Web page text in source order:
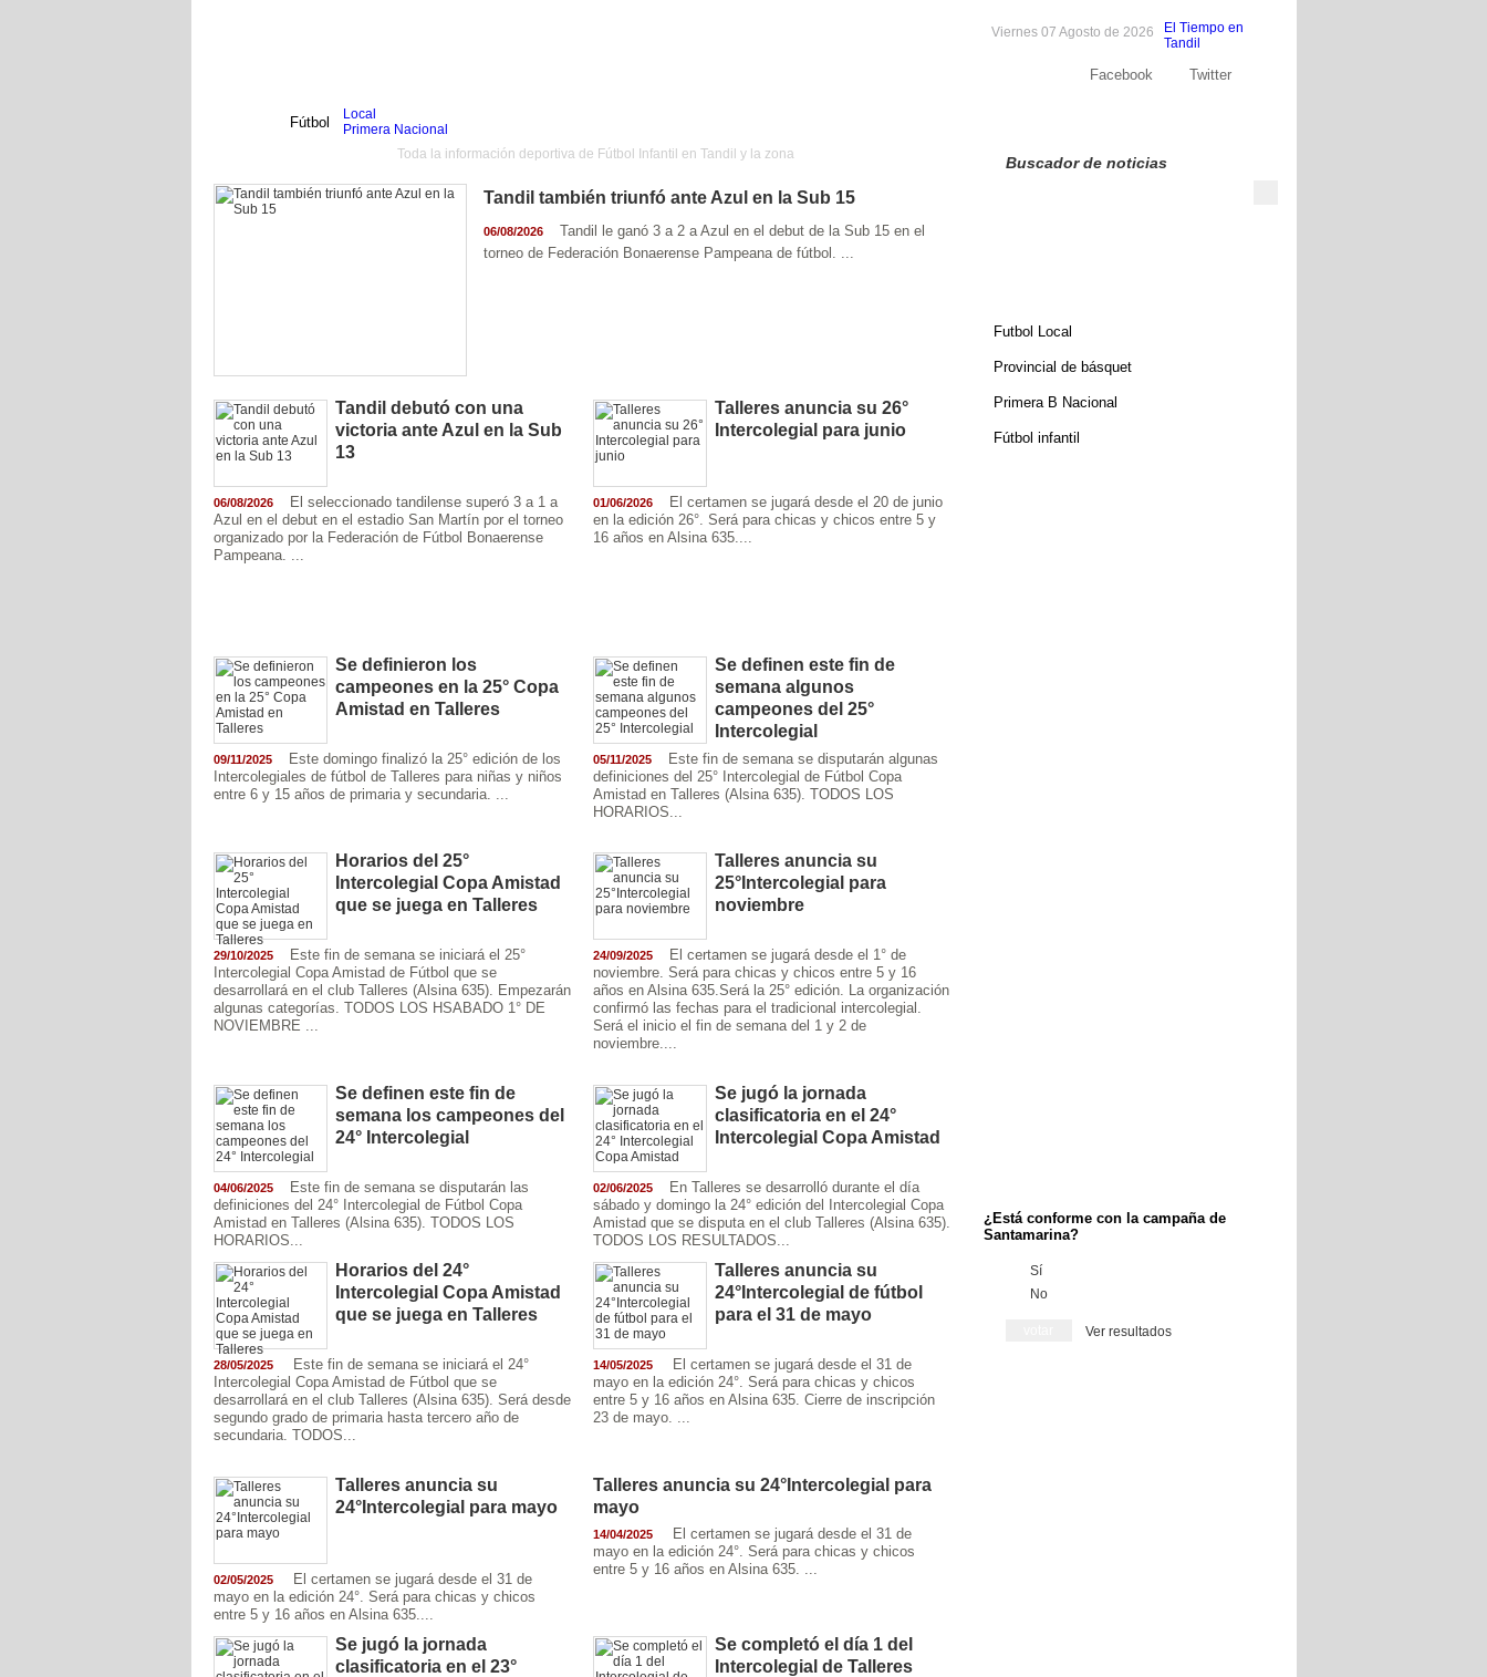
El Tiempo en
Tandil
Viernes 07 Agosto de 2026
Facebook Twitter
Fútbol
Local
Primera Nacional
Femenino
Agrario
Automovilismo
Ajedrez
Atletismo
Aventura
Voley
Videos
Toda la información deportiva de Fútbol Infantil en Tandil y la zona
Tandil también triunfó ante Azul en la Sub 15
06/08/2026
Tandil le ganó 3 a 2 a Azul en el debut de la Sub 15 en el
torneo de Federación Bonaerense Pampeana de fútbol. ...
Tandil debutó con una
victoria ante Azul en la Sub
13
06/08/2026
El seleccionado tandilense superó 3 a 1 a
Azul en el debut en el estadio San Martín por el torneo
organizado por la Federación de Fútbol Bonaerense
Pampeana. ...
Talleres anuncia su 26°
Intercolegial para junio
01/06/2026
El certamen se jugará desde el 20 de junio
en la edición 26°. Será para chicas y chicos entre 5 y
16 años en Alsina 635....
Se definieron los
campeones en la 25° Copa
Amistad en Talleres
09/11/2025
Este domingo finalizó la 25° edición de los
Intercolegiales de fútbol de Talleres para niñas y niños
entre 6 y 15 años de primaria y secundaria. ...
Se definen este fin de
semana algunos
campeones del 25°
Intercolegial
05/11/2025
Este fin de semana se disputarán algunas
definiciones del 25° Intercolegial de Fútbol Copa
Amistad en Talleres (Alsina 635). TODOS LOS
HORARIOS...
Horarios del 25°
Intercolegial Copa Amistad
que se juega en Talleres
29/10/2025
Este fin de semana se iniciará el 25°
Intercolegial Copa Amistad de Fútbol que se
desarrollará en el club Talleres (Alsina 635). Empezarán
algunas categorías. TODOS LOS HSABADO 1° DE
NOVIEMBRE ...
Talleres anuncia su
25°Intercolegial para
noviembre
24/09/2025
El certamen se jugará desde el 1° de
noviembre. Será para chicas y chicos entre 5 y 16
años en Alsina 635.Será la 25° edición. La organización
confirmó las fechas para el tradicional intercolegial.
Será el inicio el fin de semana del 1 y 2 de
noviembre....
Se definen este fin de
semana los campeones del
24° Intercolegial
04/06/2025
Este fin de semana se disputarán las
definiciones del 24° Intercolegial de Fútbol Copa
Amistad en Talleres (Alsina 635). TODOS LOS
HORARIOS...
Se jugó la jornada
clasificatoria en el 24°
Intercolegial Copa Amistad
02/06/2025
En Talleres se desarrolló durante el día
sábado y domingo la 24° edición del Intercolegial Copa
Amistad que se disputa en el club Talleres (Alsina 635).
TODOS LOS RESULTADOS...
Horarios del 24°
Intercolegial Copa Amistad
que se juega en Talleres
28/05/2025
Este fin de semana se iniciará el 24°
Intercolegial Copa Amistad de Fútbol que se
desarrollará en el club Talleres (Alsina 635). Será desde
segundo grado de primaria hasta tercero año de
secundaria. TODOS...
Talleres anuncia su
24°Intercolegial de fútbol
para el 31 de mayo
14/05/2025
El certamen se jugará desde el 31 de
mayo en la edición 24°. Será para chicas y chicos
entre 5 y 16 años en Alsina 635. Cierre de inscripción
23 de mayo. ...
Talleres anuncia su
24°Intercolegial para mayo
02/05/2025
El certamen se jugará desde el 31 de
mayo en la edición 24°. Será para chicas y chicos
entre 5 y 16 años en Alsina 635....
Talleres anuncia su 24°Intercolegial para
mayo
14/04/2025
El certamen se jugará desde el 31 de
mayo en la edición 24°. Será para chicas y chicos
entre 5 y 16 años en Alsina 635. ...
Se jugó la jornada
clasificatoria en el 23°
Se completó el día 1 del
Intercolegial de Talleres
Buscador de noticias
Futbol Local
Provincial de básquet
Primera B Nacional
Fútbol infantil
¿Está conforme con la campaña de
Santamarina?
Sí
No
Ver resultados